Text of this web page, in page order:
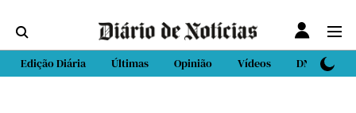
Edição Diária Últimas Opinião Vídeos DN Sport